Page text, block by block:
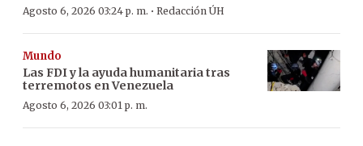
Agosto 6, 2026 03:24 p. m. · Redacción ÚH
Mundo
Las FDI y la ayuda humanitaria tras
terremotos en Venezuela
Agosto 6, 2026 03:01 p. m.